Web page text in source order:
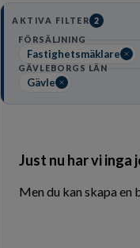
AKTIVA FILTER 2
FÖRSÄLJNING
Fastighetsmäklare
GÄVLEBORGS LÄN
Gävle
Just nu har vi inga
Men du kan skapa en